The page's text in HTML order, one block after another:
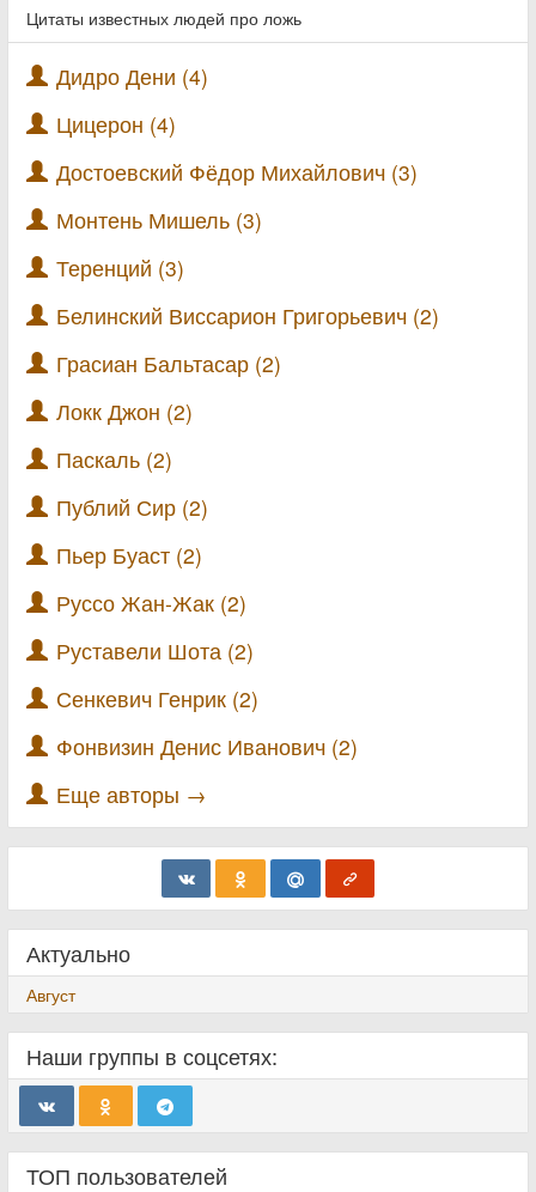
Цитаты известных людей про ложь
Дидро Дени (4)
Цицерон (4)
Достоевский Фёдор Михайлович (3)
Монтень Мишель (3)
Теренций (3)
Белинский Виссарион Григорьевич (2)
Грасиан Бальтасар (2)
Локк Джон (2)
Паскаль (2)
Публий Сир (2)
Пьер Буаст (2)
Руссо Жан-Жак (2)
Руставели Шота (2)
Сенкевич Генрик (2)
Фонвизин Денис Иванович (2)
Еще авторы →
Актуально
Август
Наши группы в соцсетях:
ТОП пользователей